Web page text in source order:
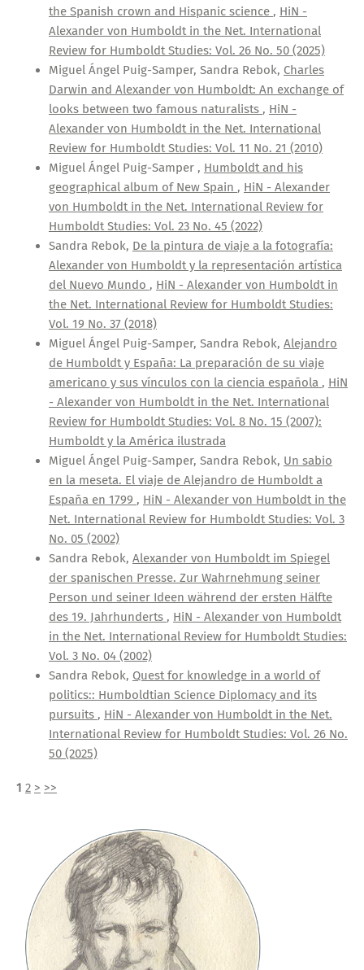
the Spanish crown and Hispanic science , HiN -
Alexander von Humboldt in the Net. International
Review for Humboldt Studies: Vol. 26 No. 50 (2025)
Miguel Ángel Puig-Samper, Sandra Rebok, Charles
Darwin and Alexander von Humboldt: An exchange of
looks between two famous naturalists , HiN -
Alexander von Humboldt in the Net. International
Review for Humboldt Studies: Vol. 11 No. 21 (2010)
Miguel Ángel Puig-Samper , Humboldt and his
geographical album of New Spain , HiN - Alexander
von Humboldt in the Net. International Review for
Humboldt Studies: Vol. 23 No. 45 (2022)
Sandra Rebok, De la pintura de viaje a la fotografía:
Alexander von Humboldt y la representación artística
del Nuevo Mundo , HiN - Alexander von Humboldt in
the Net. International Review for Humboldt Studies:
Vol. 19 No. 37 (2018)
Miguel Ángel Puig-Samper, Sandra Rebok, Alejandro
de Humboldt y España: La preparación de su viaje
americano y sus vínculos con la ciencia española , HiN
- Alexander von Humboldt in the Net. International
Review for Humboldt Studies: Vol. 8 No. 15 (2007):
Humboldt y la América ilustrada
Miguel Ángel Puig-Samper, Sandra Rebok, Un sabio
en la meseta. El viaje de Alejandro de Humboldt a
España en 1799 , HiN - Alexander von Humboldt in the
Net. International Review for Humboldt Studies: Vol. 3
No. 05 (2002)
Sandra Rebok, Alexander von Humboldt im Spiegel
der spanischen Presse. Zur Wahrnehmung seiner
Person und seiner Ideen während der ersten Hälfte
des 19. Jahrhunderts , HiN - Alexander von Humboldt
in the Net. International Review for Humboldt Studies:
Vol. 3 No. 04 (2002)
Sandra Rebok, Quest for knowledge in a world of
politics:: Humboldtian Science Diplomacy and its
pursuits , HiN - Alexander von Humboldt in the Net.
International Review for Humboldt Studies: Vol. 26 No.
50 (2025)
1 2 > >>